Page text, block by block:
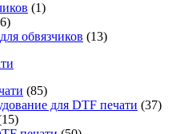
(1)
обвязчиков (13)
(85)
для DTF печати (37)